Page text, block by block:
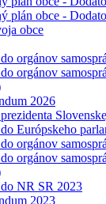
plán obce -
obce
orgánov
orgánov
2026
Európskeho
orgánov
orgánov
NR SR 2023
2023